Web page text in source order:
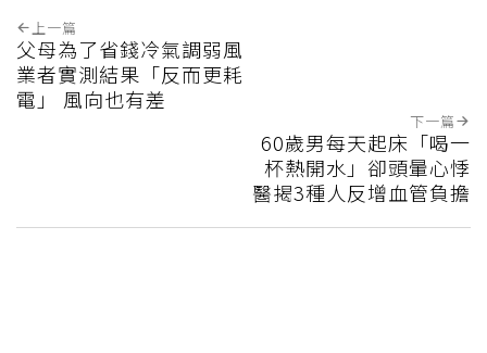
上一篇
父母為了省錢冷氣調弱風
業者實測結果「反而更耗
電」 風向也有差
下一篇
60歲男每天起床「喝一
杯熱開水」卻頭暈心悸
醫揭3種人反增血管負擔